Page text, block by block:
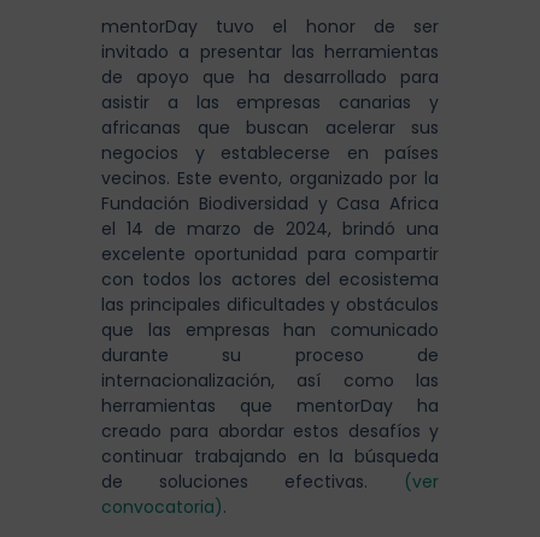
mentorDay tuvo el honor de ser
invitado a presentar las herramientas
de apoyo que ha desarrollado para
asistir a las empresas canarias y
africanas que buscan acelerar sus
negocios y establecerse en países
vecinos. Este evento, organizado por la
Fundación Biodiversidad y Casa Africa
el 14 de marzo de 2024, brindó una
excelente oportunidad para compartir
con todos los actores del ecosistema
las principales dificultades y obstáculos
que las empresas han comunicado
durante su proceso de
internacionalización, así como las
herramientas que mentorDay ha
creado para abordar estos desafíos y
continuar trabajando en la búsqueda
de soluciones efectivas. (ver
convocatoria).